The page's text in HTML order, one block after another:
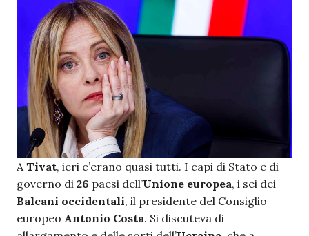
A Tivat, ieri c’erano quasi tutti. I capi di Stato e di
governo di 26 paesi dell’Unione europea, i sei dei
Balcani occidentali, il presidente del Consiglio
europeo Antonio Costa. Si discuteva di